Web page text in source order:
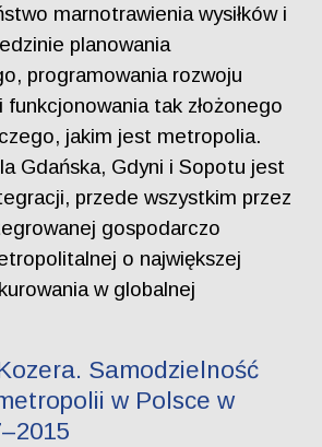
marnotrawienia wysiłków i
planowania
programowania rozwoju
tak złożonego
jakim jest metropolia.
Gdańska, Gdyni i Sopotu jest
przede wszystkim przez
gospodarczo
o największej
w globalnej
Samodzielność
w Polsce w